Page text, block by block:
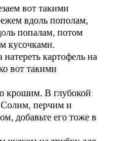
вот такими
вдоль пополам,
попалам, потом
кусочками.
картофель на
вот такими
крошим. В глубокой
Солим, перчим и
добавьте его тоже в